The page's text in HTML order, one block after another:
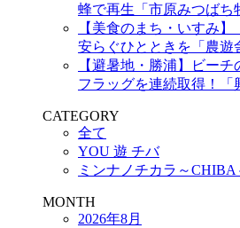
蜂で再生「市原みつばち
【美食のまち・いすみ
安らぐひとときを「農遊
【避暑地・勝浦】ビー
フラッグを連続取得！「
CATEGORY
全て
YOU 遊 チバ
ミンナノチカラ～CHIBA
MONTH
2026年8月